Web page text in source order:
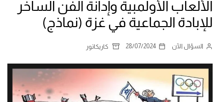
الألعاب الأولمبية وإدانة الفن الساخر
للإبادة الجماعية في غزة (نماذج)
السؤال الآن 28/07/2024 كاريكاتور